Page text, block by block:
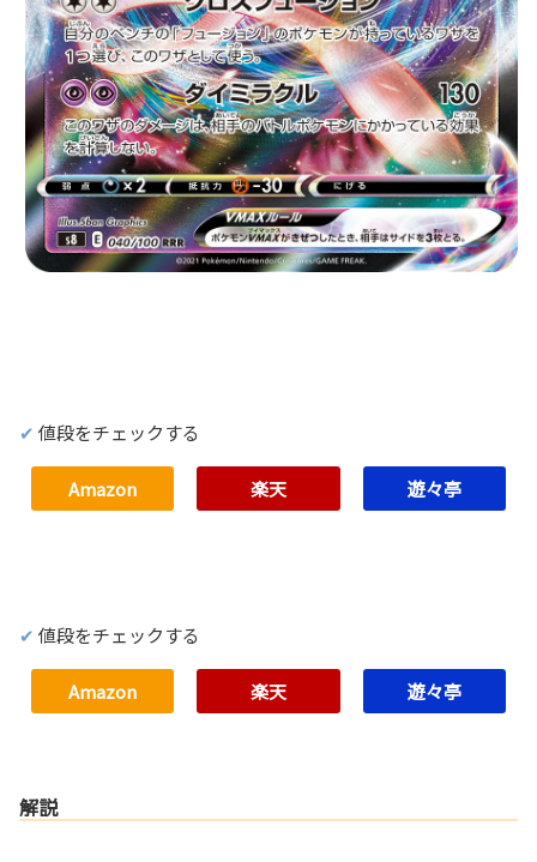
値段をチェックする
Amazon 楽天 遊々亭
値段をチェックする
Amazon 楽天 遊々亭
解説